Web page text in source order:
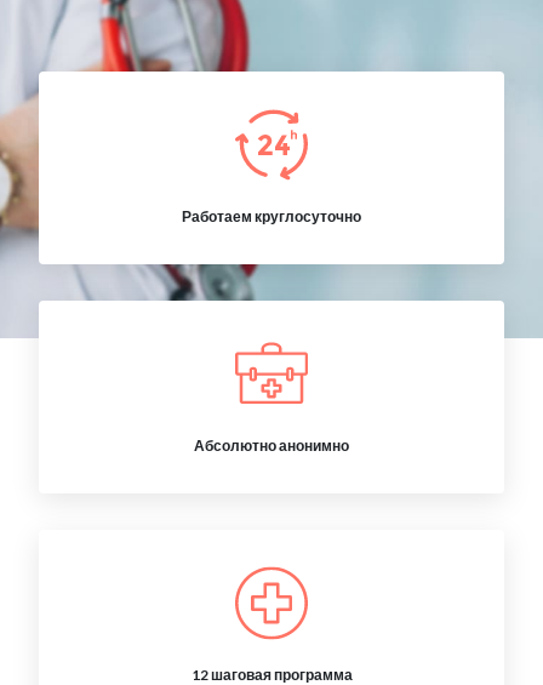
Работаем круглосуточно
Абсолютно анонимно
12 шаговая программа